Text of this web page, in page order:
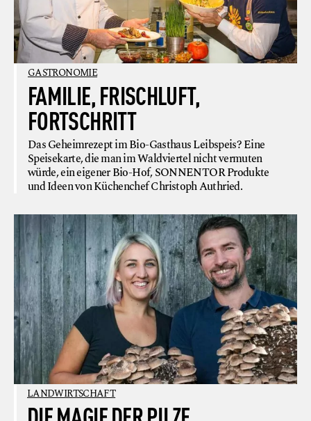
GASTRONOMIE
FAMILIE, FRISCHLUFT,
FORTSCHRITT
Das Geheimrezept im Bio-Gasthaus Leibspeis? Eine
Speisekarte, die man im Waldviertel nicht vermuten
würde, ein eigener Bio-Hof, SONNENTOR Produkte
und Ideen von Küchenchef Christoph Authried.
LANDWIRTSCHAFT